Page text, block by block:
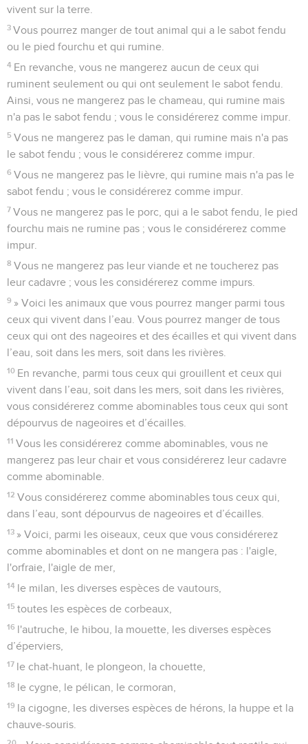
vivent sur la terre.
3 Vous pourrez manger de tout animal qui a le sabot fendu
ou le pied fourchu et qui rumine.
4 En revanche, vous ne mangerez aucun de ceux qui
ruminent seulement ou qui ont seulement le sabot fendu.
Ainsi, vous ne mangerez pas le chameau, qui rumine mais
n'a pas le sabot fendu ; vous le considérerez comme impur.
5 Vous ne mangerez pas le daman, qui rumine mais n'a pas
le sabot fendu ; vous le considérerez comme impur.
6 Vous ne mangerez pas le lièvre, qui rumine mais n'a pas le
sabot fendu ; vous le considérerez comme impur.
7 Vous ne mangerez pas le porc, qui a le sabot fendu, le pied
fourchu mais ne rumine pas ; vous le considérerez comme
impur.
8 Vous ne mangerez pas leur viande et ne toucherez pas
leur cadavre ; vous les considérerez comme impurs.
9 » Voici les animaux que vous pourrez manger parmi tous
ceux qui vivent dans l’eau. Vous pourrez manger de tous
ceux qui ont des nageoires et des écailles et qui vivent dans
l’eau, soit dans les mers, soit dans les rivières.
10 En revanche, parmi tous ceux qui grouillent et ceux qui
vivent dans l’eau, soit dans les mers, soit dans les rivières,
vous considérerez comme abominables tous ceux qui sont
dépourvus de nageoires et d’écailles.
11 Vous les considérerez comme abominables, vous ne
mangerez pas leur chair et vous considérerez leur cadavre
comme abominable.
12 Vous considérerez comme abominables tous ceux qui,
dans l’eau, sont dépourvus de nageoires et d’écailles.
13 » Voici, parmi les oiseaux, ceux que vous considérerez
comme abominables et dont on ne mangera pas : l'aigle,
l'orfraie, l'aigle de mer,
14 le milan, les diverses espèces de vautours,
15 toutes les espèces de corbeaux,
16
l'autruche, le hibou, la mouette, les diverses espèces
d’éperviers,
17 le chat-huant, le plongeon, la chouette,
18 le cygne, le pélican, le cormoran,
19
la cigogne, les diverses espèces de hérons, la huppe et la
chauve-souris.